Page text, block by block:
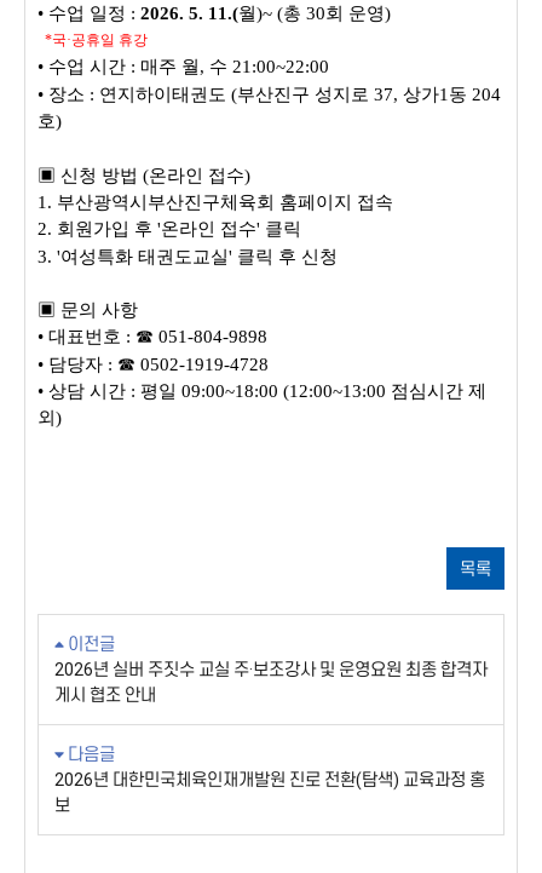
• 수업 일정 : 2026. 5. 11.(월)~ (총 30회 운영)
*국·공휴일 휴강
• 수업 시간 : 매주 월, 수 21:00~22:00
• 장소 : 연지하이태권도 (부산진구 성지로 37, 상가1 동 204
호)
▣ 신청 방법 (온라인 접수)
1. 부산광역시부산진구체육회 홈페이지 접속
2. 회원가입 후 '온라인 접수' 클릭
3. '여성특화 태권도교실' 클릭 후 신청
▣ 문의 사항
• 대표번호 : ☎ 051-804-9898
• 담당자 : ☎ 0502-1919-4728
• 상담 시간 : 평일 09:00~18:00 (12:00~13:00 점심시간 제
외 )
목록
이전글
2026년 실버 주짓수 교실 주·보조강사 및 운영요원 최종 합격자
게시 협조 안내
다음글
2026년 대한민국체육인재개발원 진로 전환(탐색) 교육과정 홍
보